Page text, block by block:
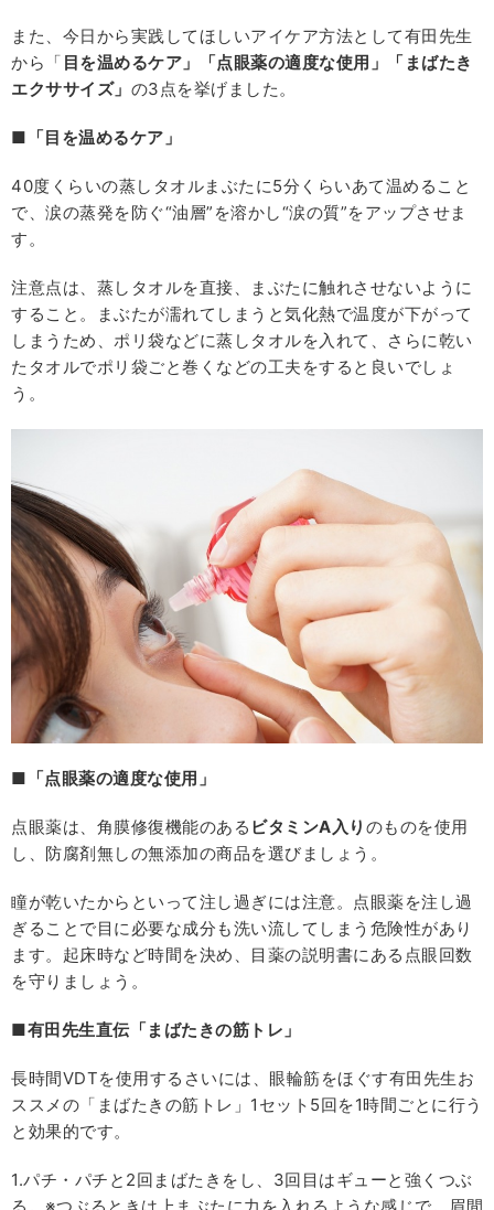
また、今日から実践してほしいアイケア方法として有田先生
から「 目を温めるケア」「点眼薬の適度な使用」「まばたき
エクササイズ」 の3点を挙げました。
■ 「目を温めるケア」
40度くらいの蒸しタオルまぶたに5分くらいあて温めること
で、涙の蒸発を防ぐ“油層”を溶かし“涙の質”をアップさせま
す。
注意点は、蒸しタオルを直接、まぶたに触れさせないように
すること。まぶたが濡れてしまうと気化熱で温度が下がって
しまうため、ポリ袋などに蒸しタオルを入れて、さらに乾い
たタオルでポリ袋ごと巻くなどの工夫をすると良いでしょ
う。
■ 「点眼薬の適度な使用」
点眼薬は、角膜修復機能のある ビタミンA入り のものを使用
し、防腐剤無しの無添加の商品を選びましょう。
瞳が乾いたからといって注し過ぎには注意。点眼薬を注し過
ぎることで目に必要な成分も洗い流してしまう危険性があり
ます。起床時など時間を決め、目薬の説明書にある点眼回数
を守りましょう。
■有田先生直伝「まばたきの筋トレ」
長時間VDTを使用するさいには、眼輪筋をほぐす有田先生お
ススメの「まばたきの筋トレ」1セット5回を1時間ごとに行う
と効果的です。
1.パチ・パチと2回まばたきをし、3回目はギューと強くつぶ